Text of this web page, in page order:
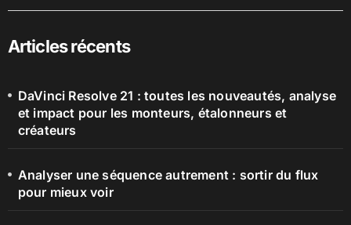
Articles récents
DaVinci Resolve 21 : toutes les nouveautés, analyse
et impact pour les monteurs, étalonneurs et
créateurs
Analyser une séquence autrement : sortir du flux
pour mieux voir